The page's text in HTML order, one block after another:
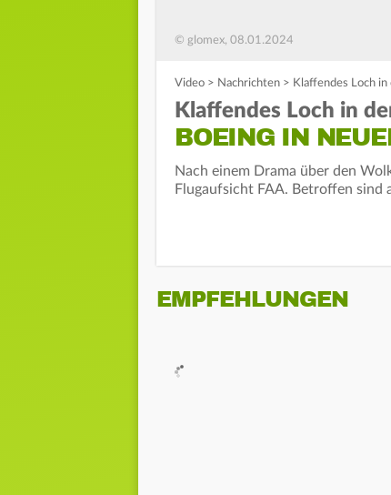
© glomex, 08.01.2024
Video > Nachrichten > Klaffendes Loch
Klaffendes Loch in
BOEING IN
Nach einem Drama über den
Flugaufsicht FAA. Betroffen sind
EMPFEHLUNGEN